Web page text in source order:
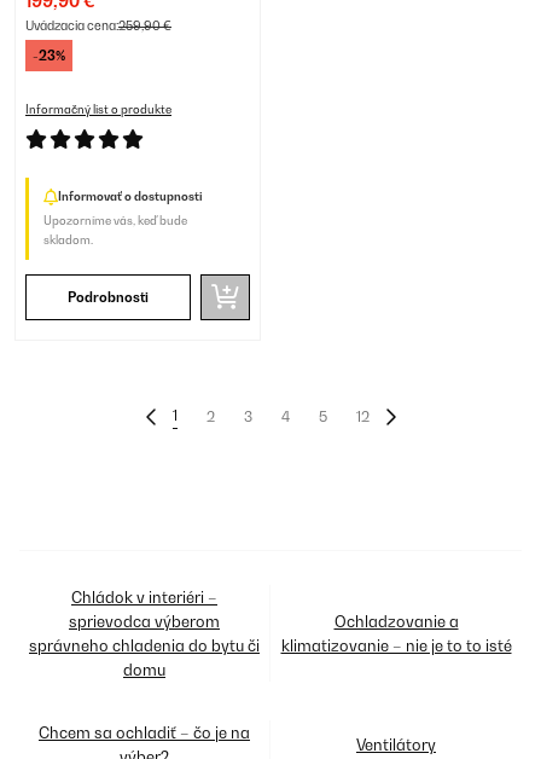
Uvádzacia cena:259,90 €
-23%
Informačný list o produkte
Informovať o dostupnosti
Upozorníme vás, keď bude
skladom.
Podrobnosti
1 2 3 4 5 12
Chládok v interiéri –
sprievodca výberom
správneho chladenia do bytu či
domu
Ochladzovanie a
klimatizovanie – nie je to to isté
Chcem sa ochladiť – čo je na
Ventilátory